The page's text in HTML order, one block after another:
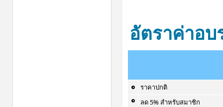
อัตราค่าอบ
ราคาปกติ
ลด 5% สำหรับสมาชิก